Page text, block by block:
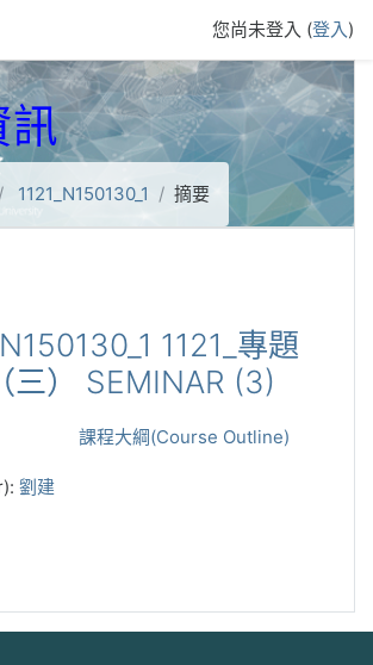
您尚未登入 (登入)
訊
1121_N150130_1 摘要
1121_專題
三） SEMINAR (3)
課程大綱(Course Outline)
劉建